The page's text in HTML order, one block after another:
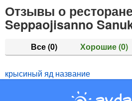
Отзывы о ресторане
Seppaojisanno
Все(0) Хорошие(0)
крысиный яд название